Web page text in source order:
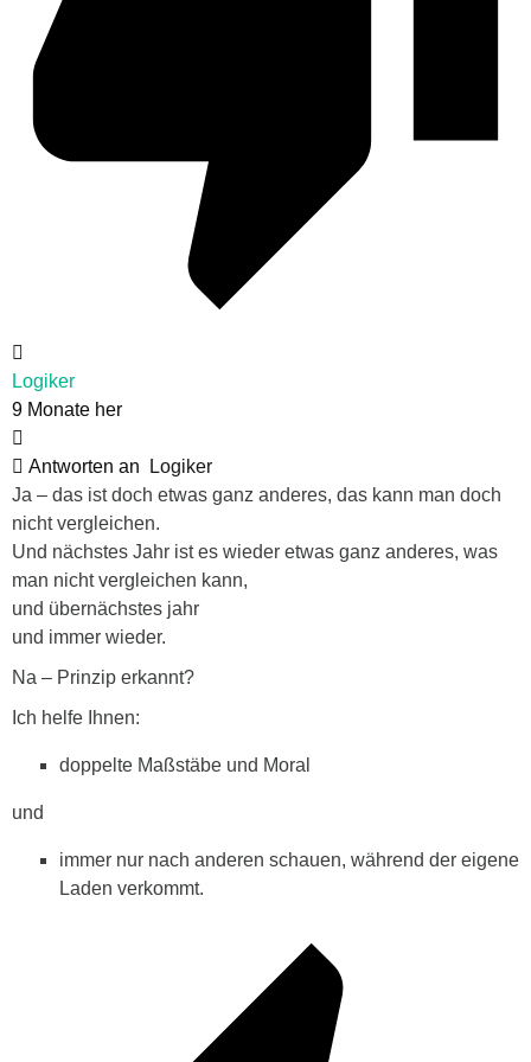
Logiker
9 Monate her
Antworten an
Logiker
Ja – das ist doch etwas ganz anderes, das kann man doch
nicht vergleichen.
Und nächstes Jahr ist es wieder etwas ganz anderes, was
man nicht vergleichen kann,
und übernächstes jahr
und immer wieder.
Na – Prinzip erkannt?
Ich helfe Ihnen:
doppelte Maßstäbe und Moral
und
immer nur nach anderen schauen, während der eigene
Laden verkommt.